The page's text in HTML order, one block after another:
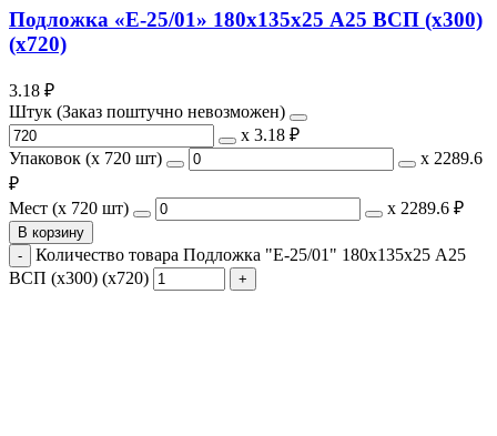
Подложка «Е-25/01» 180х135х25 А25 ВСП (х300)
(х720)
3.18 ₽
Штук (Заказ поштучно невозможен)
х 3.18 ₽
Упаковок (x 720 шт)
х 2289.6
₽
Мест (x 720 шт)
х 2289.6 ₽
В корзину
Количество товара Подложка "Е-25/01" 180х135х25 А25
ВСП (х300) (х720)